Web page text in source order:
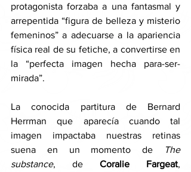
protagonista forzaba a una fantasmal y
arrepentida “figura de belleza y misterio
femeninos” a adecuarse a la apariencia
física real de su fetiche, a convertirse en
la “perfecta imagen hecha para-ser-
mirada”.
La conocida partitura de Bernard
Herrman que aparecía cuando tal
imagen impactaba nuestras retinas
suena en un momento de
The
substance, de Coralie Fargeat,